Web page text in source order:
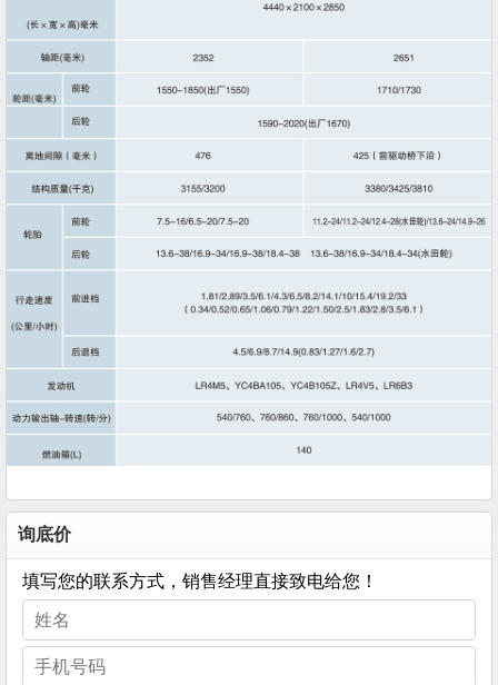
询底价
填写您的联系方式，销售经理直接致电给您！